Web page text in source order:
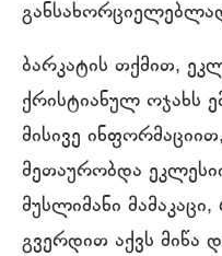
ბარკატის თქმით,
ქრისტიანულ ოჯახს
მისივე
მეთაურობდა
მუსლიმანი
გვერდით აქვს მიწა